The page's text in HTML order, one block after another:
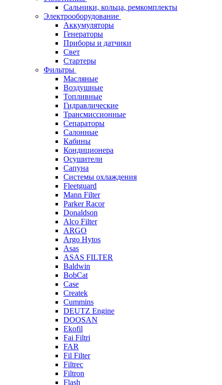
Сальники, кольца, ремкомплекты
Электрооборудование
Аккумуляторы
Генераторы
Приборы и датчики
Свет
Стартеры
Фильтры
Масляные
Воздушные
Топливные
Гидравлические
Трансмиссионные
Сепараторы
Салонные
Кабины
Кондиционера
Осушители
Сапуна
Системы охлаждения
Fleetguard
Mann Filter
Parker Racor
Donaldson
Alco Filter
ARGO
Argo Hytos
Asas
ASAS FILTER
Baldwin
BobCat
Case
Createk
Cummins
DEUTZ Engine
DOOSAN
Ekofil
Fai Filtri
FAR
Fil Filter
Filtrec
Filtron
Flash